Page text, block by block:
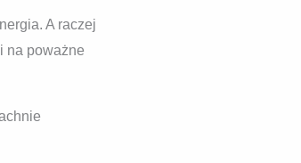
A raczej
na poważne